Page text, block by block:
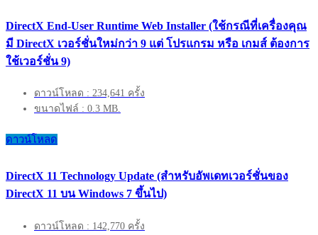
DirectX End-User Runtime Web Installer (ใช้กรณีที่เครื่องคุณ
มี DirectX เวอร์ชั่นใหม่กว่า 9 แต่ โปรแกรม หรือ เกมส์ ต้องการ
ใช้เวอร์ชั่น 9)
ดาวน์โหลด : 234,641 ครั้ง
ขนาดไฟล์ : 0.3 MB.
ดาวน์โหลด
DirectX 11 Technology Update (สำหรับอัพเดทเวอร์ชั่นของ
DirectX 11 บน Windows 7 ขึ้นไป)
ดาวน์โหลด : 142,770 ครั้ง